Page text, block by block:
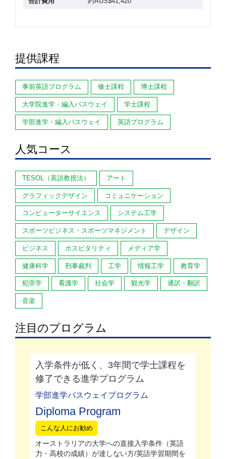
提供課程
事前英語プログラム 修士課程 博士課程
大学院進学・編入パスウェイ 学士課程
学部進学・編入パスウェイ 英語プログラム
人気コース
TESOL（英語教授法） アート
グラフィックデザイン コミュニケーション
コンピューターサイエンス システム工学
スポーツビジネス・スポーツマネジメント デザイン
ビジネス ホスピタリティ メディア学
健康科学 刑事裁判 工学 情報工学 教育学
犯罪学 看護学 社会学 観光学 通訳・翻訳
音楽
注目のプログラム
入学条件が低く、3年間で学士課程を
修了できる進学プログラム
学部進学パスウェイプログラム
Diploma Program
こんな人にお勧め
オーストラリアの大学への直接入学条件（英語
力・高校の成績）が達しない方/英語学習期間を